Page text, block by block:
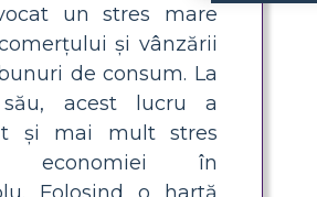
un stres mare
și vânzării
de consum. La
acest lucru a
și mai mult stres
economiei în